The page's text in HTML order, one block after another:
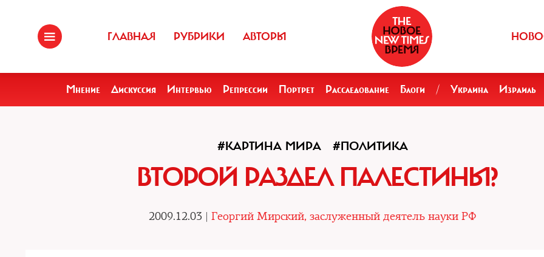
ГЛАВНАЯ РУБРИКИ АВТОРЫ
Мнение Дискуссия Интервью Репрессии Портрет Расследование Блоги / Украина Израиль
#КАРТИНА МИРА #ПОЛИТИКА
ВТОРОЙ РАЗДЕЛ ПАЛЕСТИНЫ?
2009.12.03 | Георгий Мирский, заслуженный деятель науки РФ